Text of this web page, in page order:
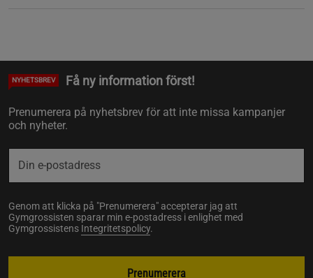
NYHETSBREV Få ny information först!
Prenumerera på nyhetsbrev för att inte missa kampanjer
och nyheter.
Genom att klicka på "Prenumerera" accepterar jag att
Gymgrossisten sparar min e-postadress i enlighet med
Gymgrossistens Integritetspolicy.
Prenumerera